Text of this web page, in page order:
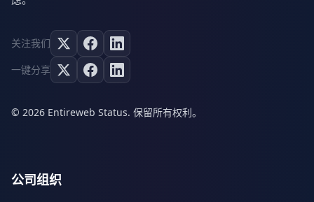
关注我们
一键分享
© 2026 Entireweb Status. 保留所有权利。
公司组织